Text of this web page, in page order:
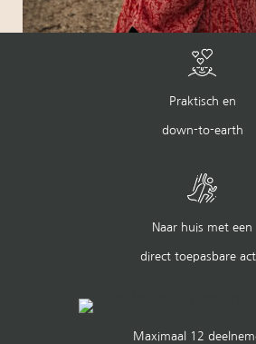
Praktisch en
down-to-earth
Naar huis met een
direct toepasbare
Maximaal 12